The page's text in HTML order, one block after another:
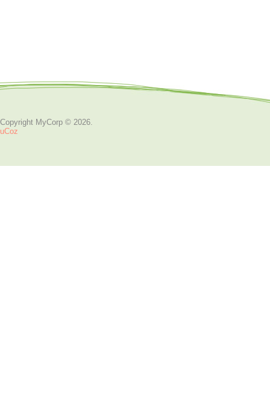
Copyright MyCorp © 2026.
uCoz